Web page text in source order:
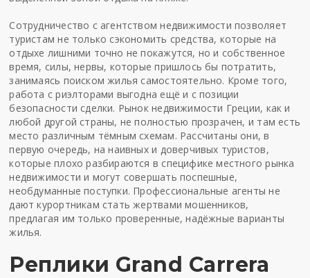
Сотрудничество с агентством недвижимости позволяет
туристам не только сэкономить средства, которые на
отдыхе лишними точно не покажутся, но и собственное
время, силы, нервы, которые пришлось бы потратить,
занимаясь поиском жилья самостоятельно. Кроме того,
работа с риэлторами выгодна ещё и с позиции
безопасности сделки. Рынок недвижимости Греции, как и
любой другой страны, не полностью прозрачен, и там есть
место различным тёмным схемам. Рассчитаны они, в
первую очередь, на наивных и доверчивых туристов,
которые плохо разбираются в специфике местного рынка
недвижимости и могут совершать поспешные,
необдуманные поступки. Профессиональные агенты не
дают курортникам стать жертвами мошенников,
предлагая им только проверенные, надёжные варианты
жилья.
Реплики Grand Carrera